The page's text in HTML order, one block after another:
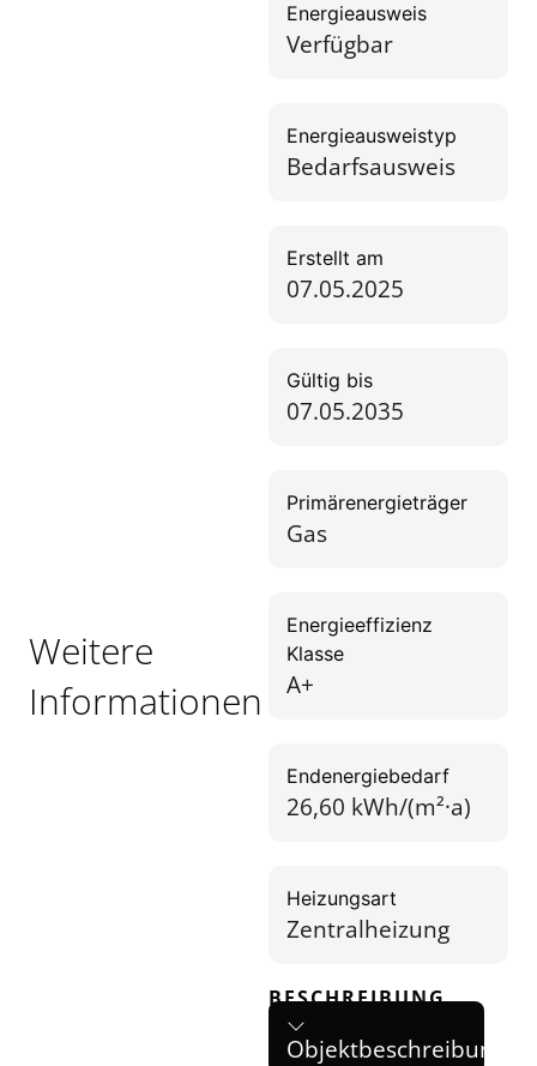
Weitere
Informationen
Energieausweis
Verfügbar
Energie­ausweistyp
Bedarfsausweis
Erstellt am
07.05.2025
Gültig bis
07.05.2035
Primärenergieträger
Gas
Energieeffizienz
Klasse
A+
Endenergiebedarf
26,60 kWh/(m²·a)
Heizungsart
Zentralheizung
BESCHREIBUNG
Objektbeschreibung